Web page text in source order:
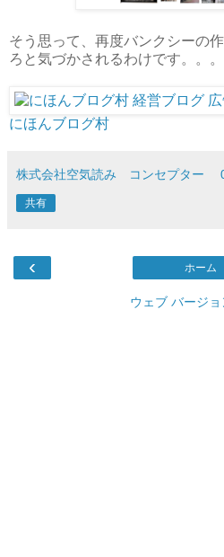
そう思って、再度バンクシーの
ろと気づかされるわけです。。。
にほんブログ村
株式会社空気読み コンセプター
共有
‹ ホーム
ウェブ バージ